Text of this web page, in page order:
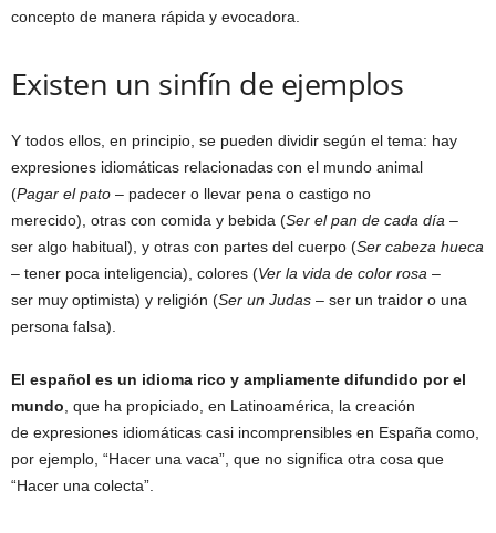
concepto de manera rápida y evocadora.
Existen un sinfín de ejemplos
Y todos ellos, en principio, se pueden dividir según el tema: hay
expresiones idiomáticas relacionadas con el mundo animal
(Pagar el pato – padecer o llevar pena o castigo no
merecido), otras con comida y bebida (Ser el pan de cada día –
ser algo habitual), y otras con partes del cuerpo (Ser cabeza hueca
– tener poca inteligencia), colores (Ver la vida de color rosa –
ser muy optimista) y religión (Ser un Judas – ser un traidor o una
persona falsa).
El español es un idioma rico y ampliamente difundido por el
mundo , que ha propiciado, en Latinoamérica, la creación
de expresiones idiomáticas casi incomprensibles en España como,
por ejemplo, “Hacer una vaca”, que no significa otra cosa que
“Hacer una colecta”.